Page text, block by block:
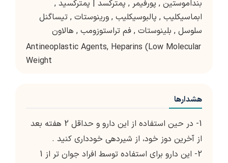
بنداموستین , پورفیمر , پمترکسد | پمترکسید ,
ابماسیکلیب , پالبوسیکلیب , ورینوستات , تیساگنل
سلوسل , بلینوستات , فم تراستوزومب , هالاون
Antineoplastic Agents, Heparins (Low Molecular
Weight
هشدارها
1- در حین استفاده از این دارو و حداقل 2 هفته بعد
از آخرین دوز خود، از شیردهی خودداری کنید .
2- این دارو برای استفاده توسط افراد جوان تر از 1